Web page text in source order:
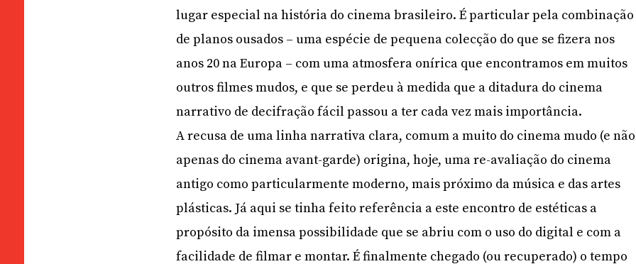
lugar especial na história do cinema brasileiro. É particular pela combinação
de planos ousados – uma espécie de pequena colecção do que se fizera nos
anos 20 na Europa – com uma atmosfera onírica que encontramos em muitos
outros filmes mudos, e que se perdeu à medida que a ditadura do cinema
narrativo de decifração fácil passou a ter cada vez mais importância.
A recusa de uma linha narrativa clara, comum a muito do cinema mudo (e não
apenas do cinema avant-garde) origina, hoje, uma re-avaliação do cinema
antigo como particularmente moderno, mais próximo da música e das artes
plásticas. Já aqui se tinha feito referência a este encontro de estéticas a
propósito da imensa possibilidade que se abriu com o uso do digital e com a
facilidade de filmar e montar. É finalmente chegado (ou recuperado) o tempo